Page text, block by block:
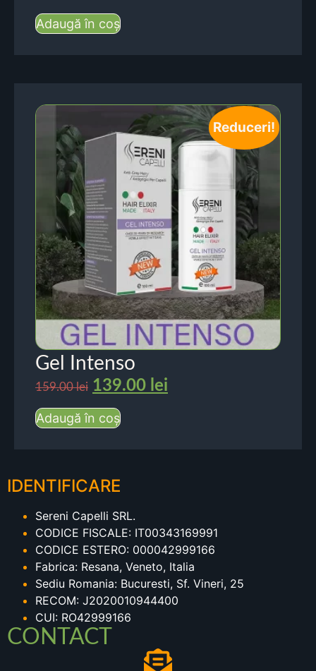
Adaugă în coș
Reduceri!
Gel Intenso
159.00lei 139.00 lei
Adaugă în coș
IDENTIFICARE
Sereni Capelli SRL.
CODICE FISCALE: IT00343169991
CODICE ESTERO: 000042999166
Fabrica: Resana, Veneto, Italia
Sediu Romania: Bucuresti, Sf. Vineri, 25
RECOM: J2020010944400
CUI: RO42999166
CONTACT